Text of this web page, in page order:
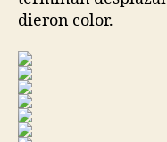
dieron color.